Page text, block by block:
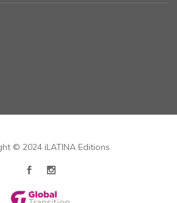
© 2024 iLATINA Editions